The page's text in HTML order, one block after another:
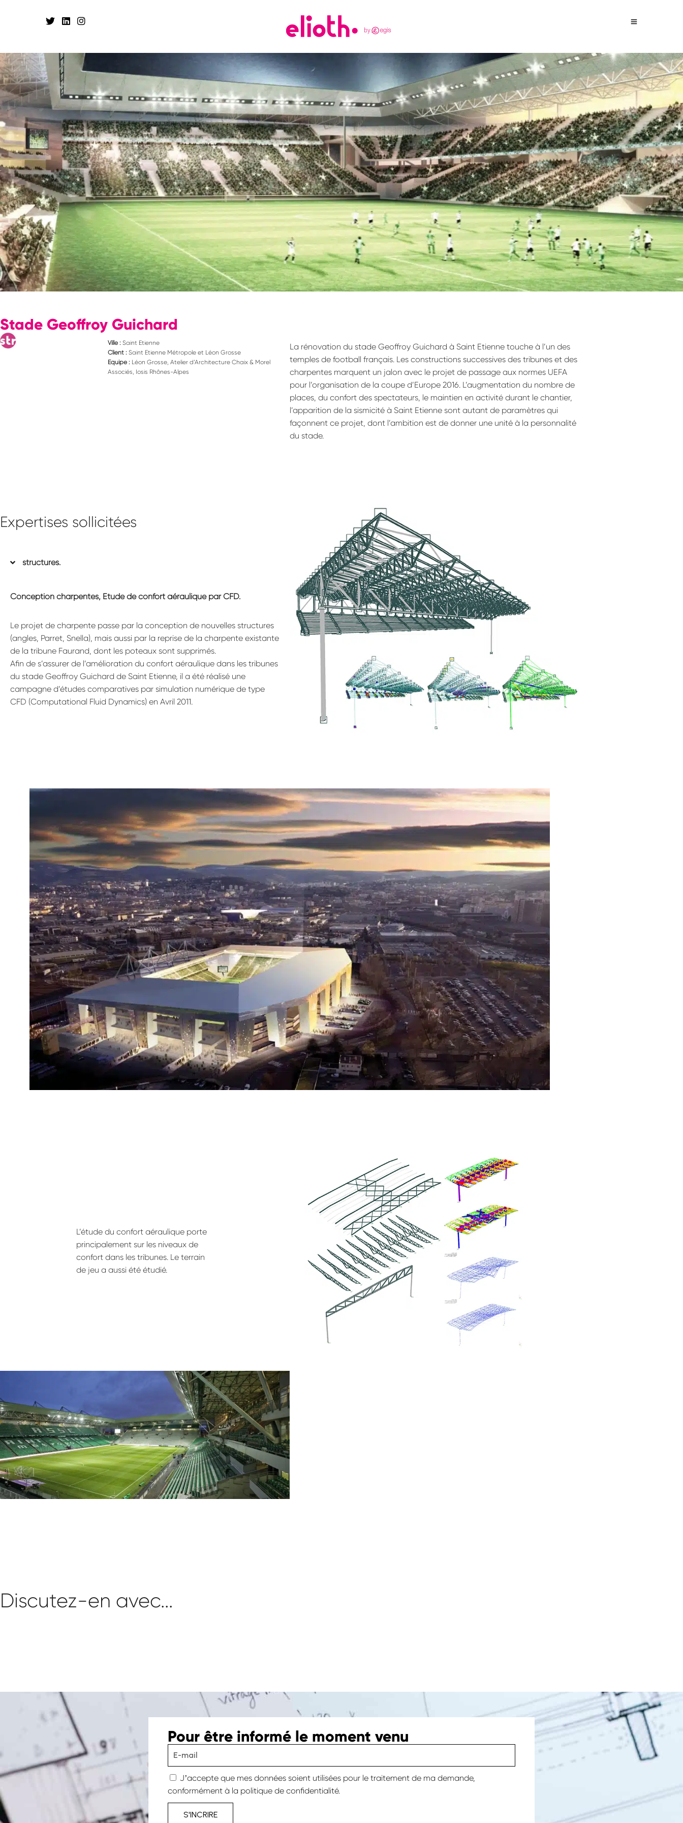
Projets
–
Nos expertises
–
Une équipe unique
Histoire & publications
–
Stade Geoffroy Guichard
Ville :Saint Etienne
Client :Saint Etienne Métropole et Léon Grosse
Equipe :Léon Grosse, Atelier d’Architecture Chaix & Morel
Associés, Iosis Rhônes-Alpes
La rénovation du stade Geoffroy Guichard à Saint Etienne touche à l’un des
temples de football français. Les constructions successives des tribunes et des
charpentes marquent un jalon avec le projet de passage aux normes UEFA
pour l’organisation de la coupe d’Europe 2016. L’augmentation du nombre de
places, du confort des spectateurs, le maintien en activité durant le chantier,
l’apparition de la sismicité à Saint Etienne sont autant de paramètres qui
façonnent ce projet, dont l’ambition est de donner une unité à la personnalité
du stade.
Expertises sollicitées
structures.
Conception charpentes, Etude de confort aéraulique par CFD.
Le projet de charpente passe par la conception de nouvelles structures
(angles, Parret, Snella), mais aussi par la reprise de la charpente existante
de la tribune Faurand, dont les poteaux sont supprimés.
Afin de s’assurer de l’amélioration du confort aéraulique dans les tribunes
du stade Geoffroy Guichard de Saint Etienne, il a été réalisé une
campagne d’études comparatives par simulation numérique de type
CFD (Computational Fluid Dynamics) en Avril 2011.
L’étude du confort aéraulique porte
principalement sur les niveaux de
confort dans les tribunes. Le terrain
de jeu a aussi été étudié.
Discutez-en avec...
Pour être informé le moment venu
Jʼaccepte que mes données soient utilisées pour le traitement de ma demande,
conformément à la politique de confidentialité.
S'INCRIRE